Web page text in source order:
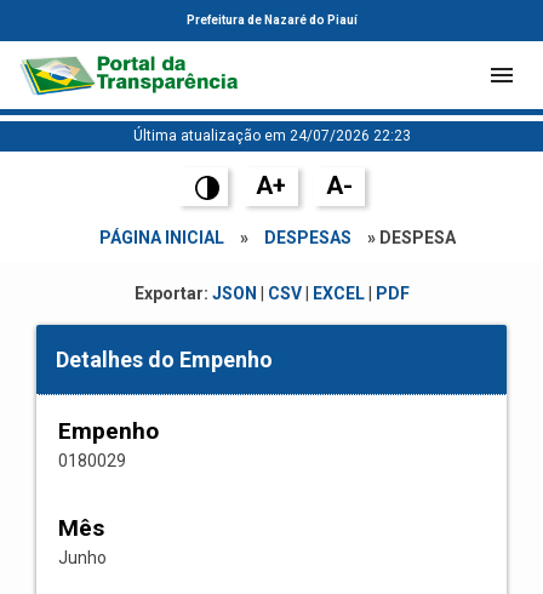
Prefeitura de Nazaré do Piauí
Última atualização em 24/07/2026 22:23
A+ A-
PÁGINA INICIAL » DESPESAS » DESPESA
Exportar: JSON CSV| EXCEL| PDF
Detalhes do Empenho
Empenho
0180029
Mês
Junho